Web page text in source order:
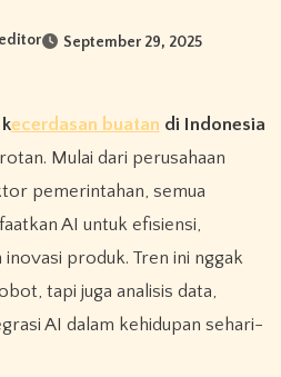
September 29, 2025
kecerdasan buatan di Indonesia
Mulai dari perusahaan
pemerintahan, semua
AI untuk efisiensi,
produk. Tren ini nggak
tapi juga analisis data,
AI dalam kehidupan sehari-